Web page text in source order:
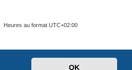
OK
Heures au format UTC+02:00